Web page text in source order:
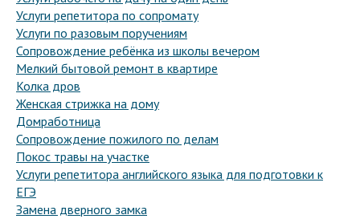
Услуги репетитора по сопромату
Услуги по разовым поручениям
Сопровождение ребёнка из школы вечером
Мелкий бытовой ремонт в квартире
Колка дров
Женская стрижка на дому
Домработница
Сопровождение пожилого по делам
Покос травы на участке
Услуги репетитора английского языка для подготовки к
ЕГЭ
Замена дверного замка